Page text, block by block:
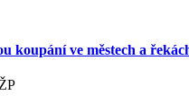
koupání ve městech a